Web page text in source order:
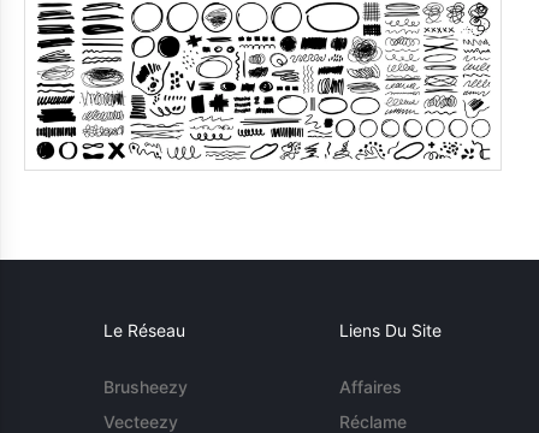
Le Réseau
Brusheezy
Vecteezy
Liens Du Site
Affaires
Réclame